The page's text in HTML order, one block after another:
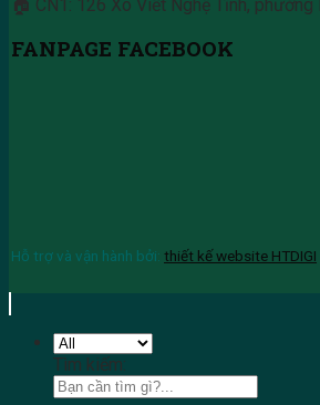
🏠 CN1: 126 Xô Viết Nghệ Tĩnh, phường
FANPAGE FACEBOOK
Hỗ trợ và vận hành bởi: thiết kế website HTDIGI
Tìm kiếm: